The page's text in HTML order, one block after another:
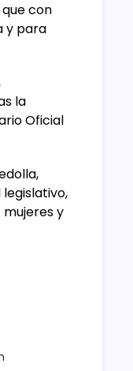
con
y para
la
Oficial
y